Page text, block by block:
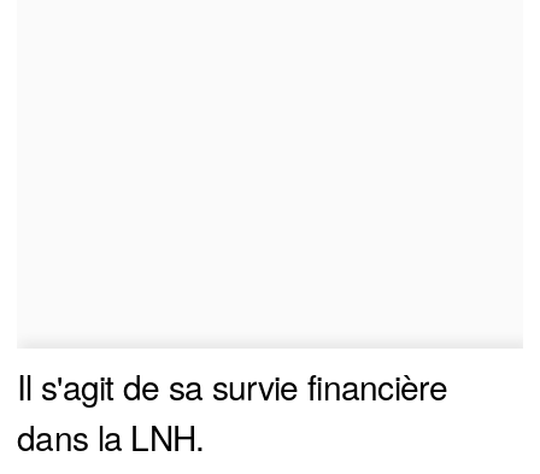
Il s'agit de sa survie financière
dans la LNH.